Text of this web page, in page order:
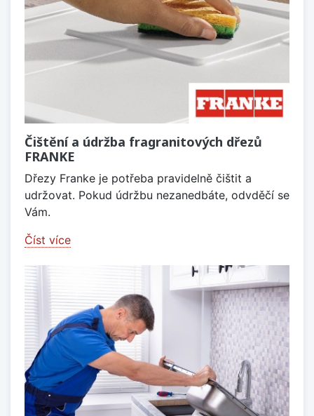
Čištění a údržba fragranitových dřezů
FRANKE
Dřezy Franke je potřeba pravidelně čištit a
udržovat. Pokud údržbu nezanedbáte, odvděčí se
Vám.
Číst více